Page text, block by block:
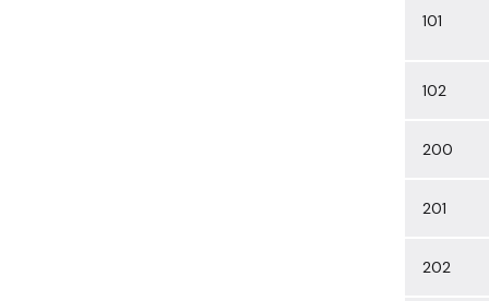
101
102
200
201
202